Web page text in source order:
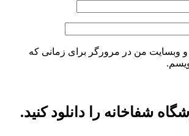
و وبسایت من در مرورگر برای زمانی که
شفاخانه را دانلود کنید.